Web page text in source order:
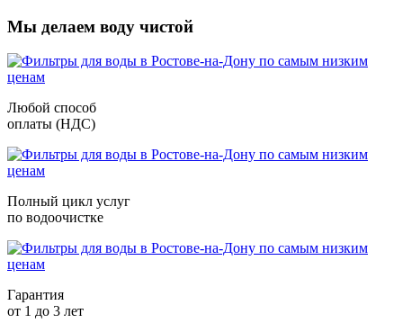
Мы делаем воду чистой
Любой способ
оплаты (НДС)
Полный цикл услуг
по водоочистке
Гарантия
от 1 до 3 лет